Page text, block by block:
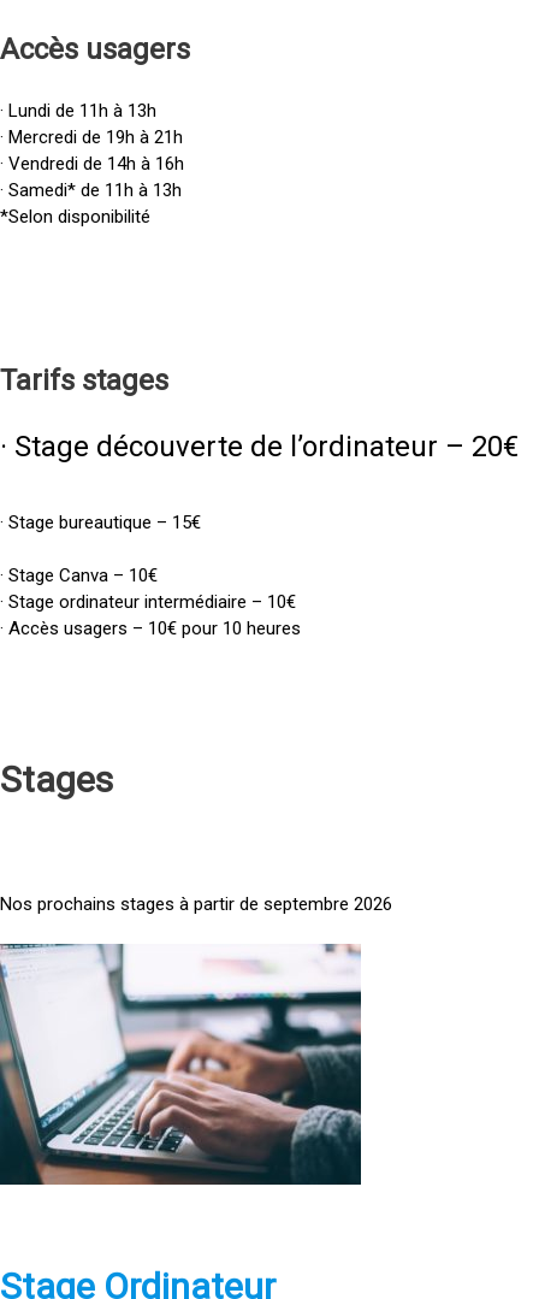
Accès usagers
· Lundi de 11h à 13h
· Mercredi de 19h à 21h
· Vendredi de 14h à 16h
· Samedi* de 11h à 13h
*Selon disponibilité
Tarifs stages
· Stage découverte de l’ordinateur – 20€
· Stage bureautique – 15€
· Stage Canva – 10€
· Stage ordinateur intermédiaire – 10€
· Accès usagers – 10€ pour 10 heures
Stages
Nos prochains stages à partir de septembre 2026
<
a
h
e
f
pStage Ordinateur